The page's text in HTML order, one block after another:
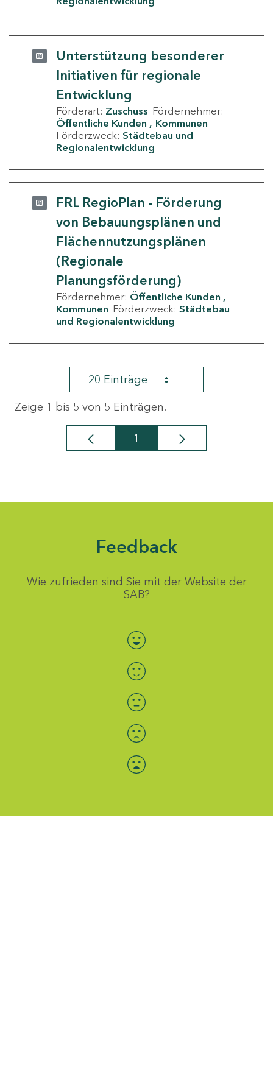
Unterstützung besonderer
Initiativen für regionale
Entwicklung
Förderart: Zuschuss Fördernehmer:
Öffentliche Kunden
Kommunen
Förderzweck: Städtebau und
Regionalentwicklung
FRL RegioPlan - Förderung
von Bebauungsplänen und
Flächennutzungsplänen
(Regionale
Planungsförderung)
Fördernehmer: Öffentliche Kunden
Kommunen Förderzweck: Städtebau
und Regionalentwicklung
20 Einträge
Zeige 1 bis 5 von 5 Einträgen.
Seite
1
Feedback
Wie zufrieden sind Sie mit der Website der
SAB?
Bewertung auswählen